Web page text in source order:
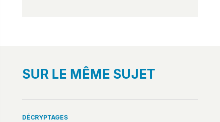
SUR LE MÊME SUJET
DÉCRYPTAGES